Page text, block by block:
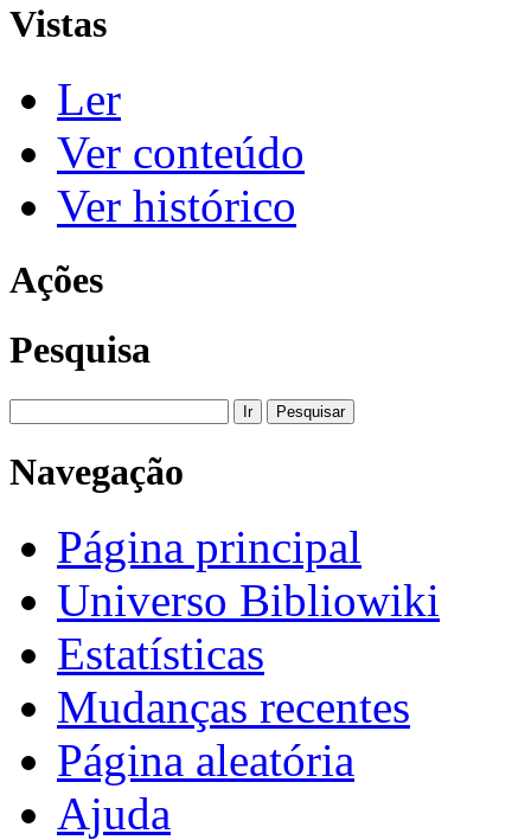
Vistas
Ler
Ver conteúdo
Ver histórico
Ações
Pesquisa
Navegação
Página principal
Universo Bibliowiki
Estatísticas
Mudanças recentes
Página aleatória
Ajuda